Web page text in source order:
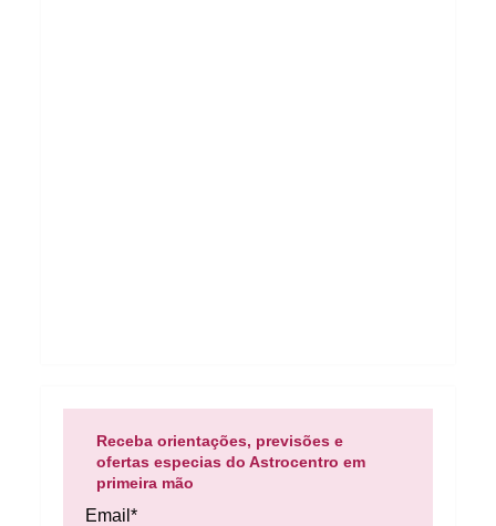
Receba orientações, previsões e
ofertas especias do Astrocentro em
primeira mão
Email*